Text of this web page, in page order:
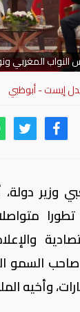
النواب المغربي
إيست - أبوظبي
وزير دولة،
السمو
وأخيه